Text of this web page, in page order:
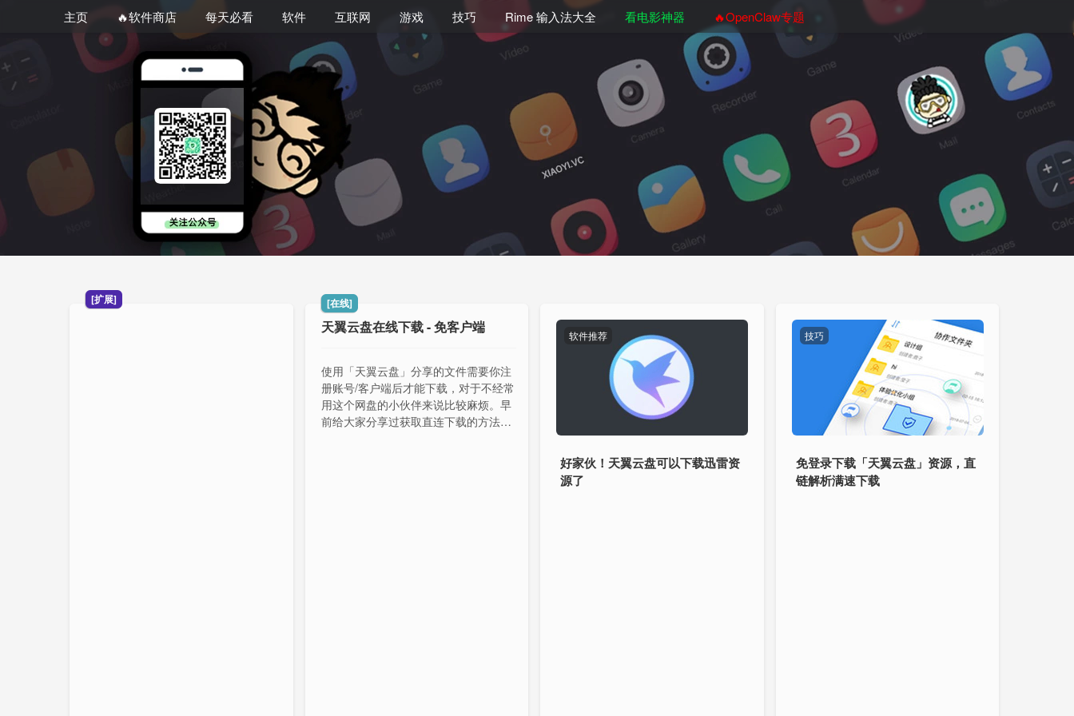
主页 🔥软件商店 每天必看 软件 互联网 游戏 技巧 Rime 输入法大全 看电影神器 🔥OpenClaw专题
[扩展] [在线]
天翼云盘在线下载 - 免客户端
使用「天翼云盘」分享的文件需要你注
册账号/客户端后才能下载，对于不经常
用这个网盘的小伙伴来说比较麻烦。早
前给大家分享过获取直连下载的方法，
软件推荐
好家伙！天翼云盘可以下载迅雷资
源了
技巧
免登录下载「天翼云盘」资源，直
链解析满速下载